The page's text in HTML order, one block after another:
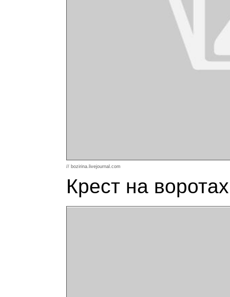
// bozirina.livejournal.com
Крест на